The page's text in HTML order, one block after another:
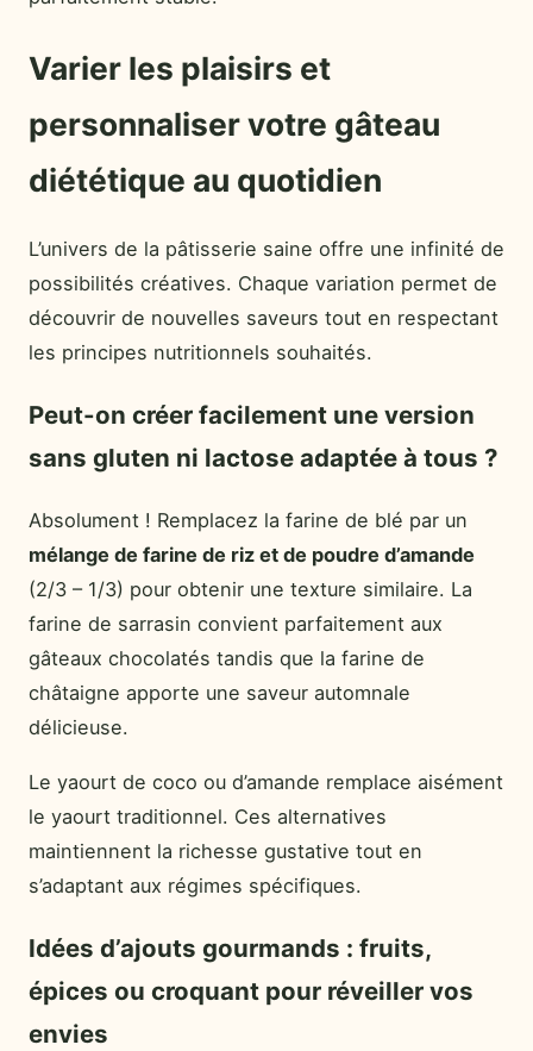
Varier les plaisirs et
personnaliser votre gâteau
diététique au quotidien
L’univers de la pâtisserie saine offre une infinité de
possibilités créatives. Chaque variation permet de
découvrir de nouvelles saveurs tout en respectant
les principes nutritionnels souhaités.
Peut-on créer facilement une version
sans gluten ni lactose adaptée à tous ?
Absolument ! Remplacez la farine de blé par un
mélange de farine de riz et de poudre d’amande
(2/3 – 1/3) pour obtenir une texture similaire. La
farine de sarrasin convient parfaitement aux
gâteaux chocolatés tandis que la farine de
châtaigne apporte une saveur automnale
délicieuse.
Le yaourt de coco ou d’amande remplace aisément
le yaourt traditionnel. Ces alternatives
maintiennent la richesse gustative tout en
s’adaptant aux régimes spécifiques.
Idées d’ajouts gourmands : fruits,
épices ou croquant pour réveiller vos
envies